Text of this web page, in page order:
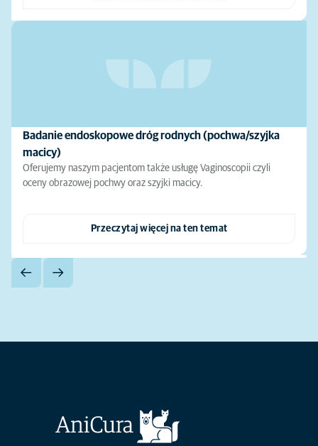
Badanie endoskopowe dróg rodnych (pochwa/szyjka
macicy)
Oferujemy naszym pacjentom także usługę Vaginoscopii czyli
oceny obrazowej pochwy oraz szyjki macicy.
Przeczytaj więcej na ten temat